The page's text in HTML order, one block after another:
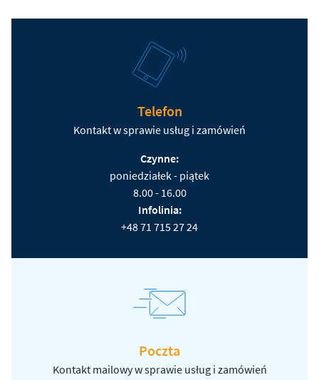
Telefon
Kontakt w sprawie usług i zamówień
Czynne:
poniedziałek - piątek
8.00 - 16.00
Infolinia:
+48 71 715 27 24
Poczta
Kontakt mailowy w sprawie usług i zamówień